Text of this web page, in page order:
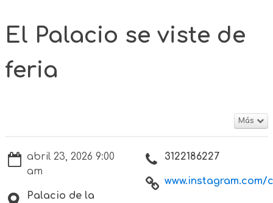
El Palacio se viste de
feria
Más
abril 23, 2026 9:00
am
Palacio de la
3122186227
www.instagram.com/